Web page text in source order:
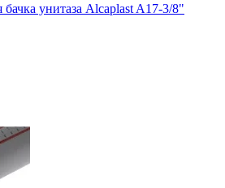
унитаза Alcaplast A17-3/8"